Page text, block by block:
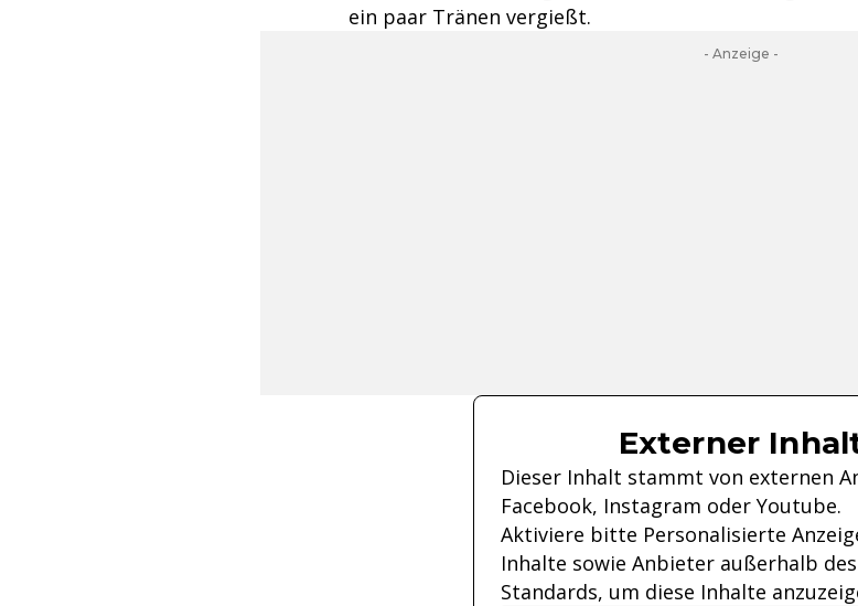
ein paar Tränen vergießt.
- Anzeige -
Externer
Dieser Inhalt stammt von externen
Facebook, Instagram oder Youtube.
Aktiviere bitte Personalisierte
Inhalte sowie Anbieter außerhalb des
Standards, um diese Inhalte